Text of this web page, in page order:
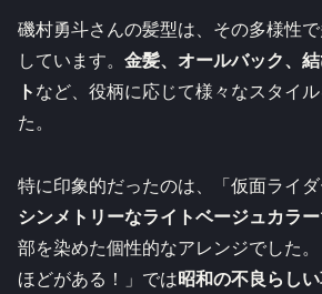
磯村勇斗さんの髪型は、その多様性
しています。 金髪、オールバック、
トなど、役柄に応じて様々なスタイ
た。
特に印象的だったのは、「仮面ライ
シンメトリーなライトベージュカラー
部を染めた個性的なアレンジでした
ほどがある！」では昭和の不良らし